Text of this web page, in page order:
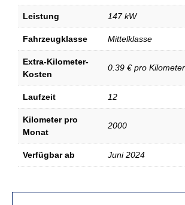
Leistung 147 kW
Fahrzeugklasse Mittelklasse
Extra-Kilometer-
Kosten
0.39 € pro Kilometer
Laufzeit 12
Kilometer pro
Monat
2000
Verfügbar ab Juni 2024